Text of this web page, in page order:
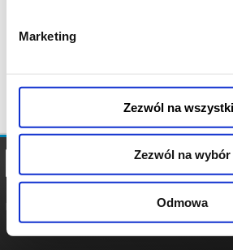
Marketing
Zezwól na
Zezwól na wybór
Odmowa
POLITYKA